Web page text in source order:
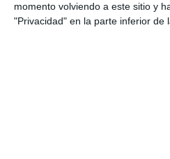
momento volviendo a este sitio y
"Privacidad" en la parte inferior de
Cuevas Dawson ha